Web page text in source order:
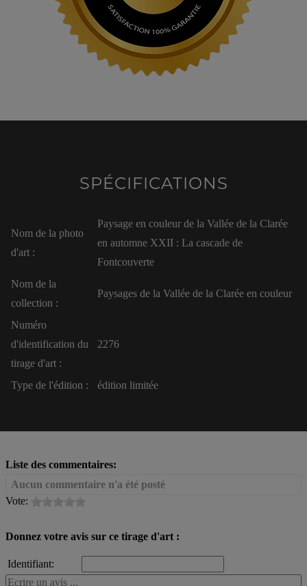
SPÉCIFICATIONS
Nom de la photo
d'art :
Paysage en couleur de la Vallée de la Clarée
en automne XXII : La cascade de
Fontcouverte
Nom de la
collection :
Paysages de la Vallée de la Clarée en couleur
Numéro
d'identification du
tirage d'art :
2276
Type de l'édition : édition limitée
Liste des commentaires:
Aucun commentaire n'a été posté
Vote:
Donnez votre avis sur ce tirage d'art :
Identifiant: